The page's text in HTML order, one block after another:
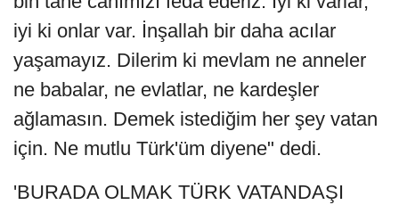
iyi ki onlar var. İnşallah bir daha acılar
yaşamayız. Dilerim ki mevlam ne anneler
ne babalar, ne evlatlar, ne kardeşler
ağlamasın. Demek istediğim her şey vatan
için. Ne mutlu Türk'üm diyene" dedi.
'BURADA OLMAK TÜRK VATANDAŞI